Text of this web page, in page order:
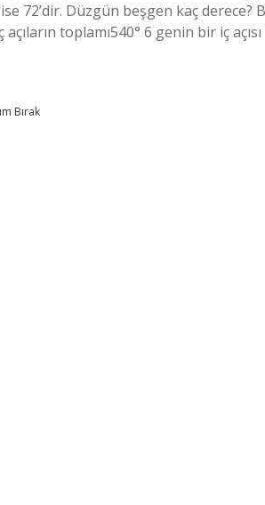
ise 72’dir. Düzgün beşgen kaç
toplamı540° 6 genin bir iç
Bırak